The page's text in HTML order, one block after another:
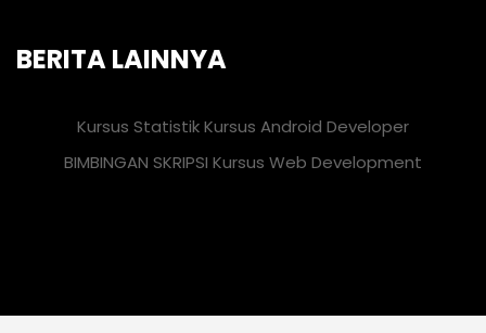
BERITA LAINNYA
Kursus StatistikKursus Android Developer
BIMBINGAN SKRIPSI Kursus Web Development